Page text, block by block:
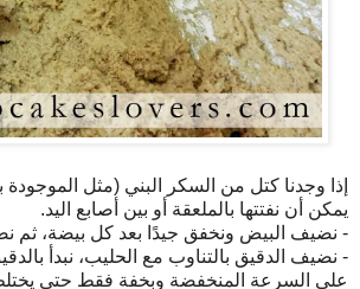
إذا وجدنا كتل من السكر البني (مثل
يمكن أن نفتتها بالملعقة أو بين أصابع اليد.
- نضيف البيض ونخفق جيدًا بعد كل بيضة، ثم
- نضيف الدقيق بالتناوب مع الحليب، نبدأ
على السرعة المنخفضة وبخفة فقط حتى